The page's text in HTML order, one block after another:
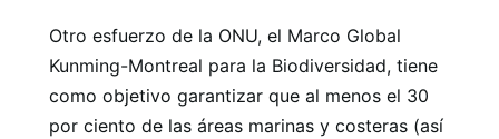
Otro esfuerzo de la ONU, el Marco Global
Kunming-Montreal para la Biodiversidad, tiene
como objetivo garantizar que al menos el 30
por ciento de las áreas marinas y costeras (así